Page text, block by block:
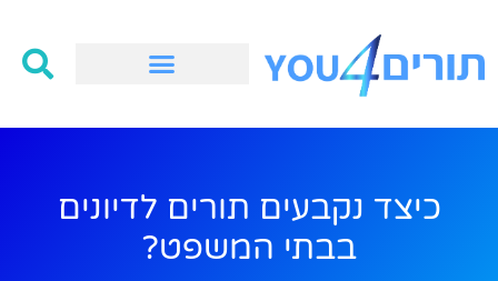
כיצד נקבעים תורים לדיונים
בבתי המשפט?